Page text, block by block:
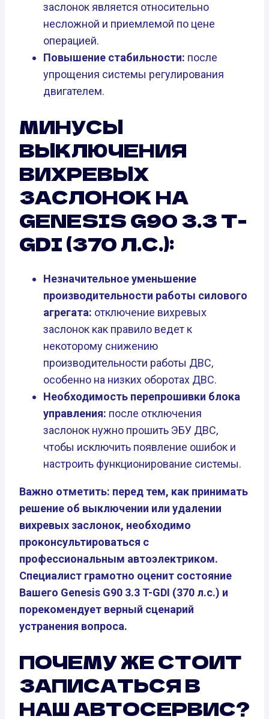
заслонок является относительно
несложной и приемлемой по цене
операцией.
Повышение стабильности: после
упрощения системы регулирования
двигателем.
МИНУСЫ
ВЫКЛЮЧЕНИЯ
ВИХРЕВЫХ
ЗАСЛОНОК НА
GENESIS G90 3.3 T-
GDI (370 Л.С.):
Незначительное уменьшение
производительности работы силового
агрегата: отключение вихревых
заслонок как правило ведет к
некоторому снижению
производительности работы ДВС,
особенно на низких оборотах ДВС.
Необходимость перепрошивки блока
управления: после отключения
заслонок нужно прошить ЭБУ ДВС,
чтобы исключить появление ошибок и
настроить функционирование системы.
Важно отметить: перед тем, как принимать
решение об выключении или удалении
вихревых заслонок, необходимо
проконсультироваться с
профессиональным автоэлектриком.
Специалист грамотно оценит состояние
Вашего Genesis G90 3.3 T-GDI (370 л.с.) и
порекомендует верный сценарий
устранения вопроса.
ПОЧЕМУ ЖЕ СТОИТ
ЗАПИСАТЬСЯ В
НАШ АВТОСЕРВИС?